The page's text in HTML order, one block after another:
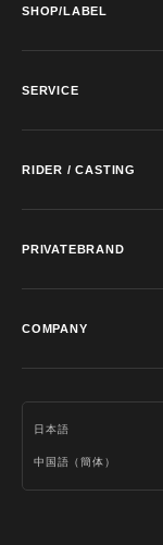
SHOP/LABEL
SERVICE
RIDER / CASTING
PRIVATEBRAND
COMPANY
日本語
中国語（簡体）